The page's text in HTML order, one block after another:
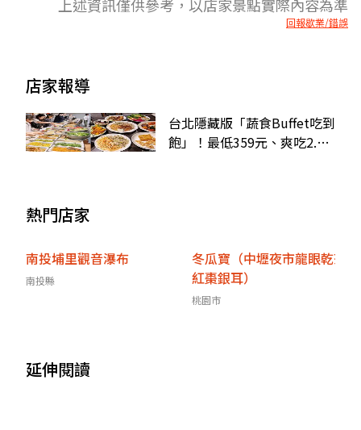
上述資訊僅供參考，以店家景點實際內容為準
回報歇業/錯誤
店家報導
台北隱藏版「蔬食Buffet吃到
飽」！最低359元、爽吃2.5
熱門店家
南投埔里觀音瀑布
南投縣
冬瓜寶（中壢夜市龍眼乾茶
紅棗銀耳）
桃園市
延伸閱讀